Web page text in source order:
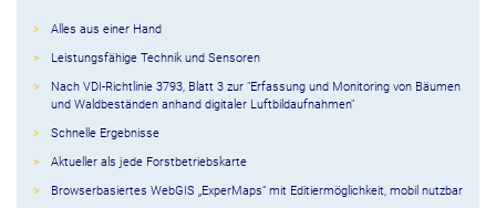
Alles aus einer Hand
Leistungsfähige Technik und Sensoren
Nach VDI-Richtlinie 3793, Blatt 3 zur "Erfassung und Monitoring von Bäumen
und Waldbeständen anhand digitaler Luftbildaufnahmen"
Schnelle Ergebnisse
Aktueller als jede Forstbetriebskarte
Browserbasiertes WebGIS „ExperMaps“ mit Editiermöglichkeit, mobil nutzbar